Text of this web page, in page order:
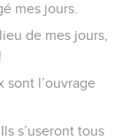
mes jours.
de mes jours,
sont l’ouvrage
s’useront tous